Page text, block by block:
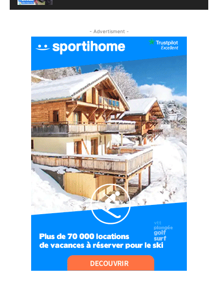
#EP6 VLOG : SKI & RANDONNÉE DANS LES
ALPES
#EP7 VLOG : DE LA RAQUETTE EN PLEIN MILIEU
DU BEAUFORTAIN
04:09
#Ep8 VLOG : DÉCOUVERTE DU VERCORS ET DU
BASSIN GRENOBLOIS !
09:04
#Ep9 VLOG : UN SPORTIHOME CHEZ
SPORTIHOME !
07:21
#Ep10 VLOG : UN SEJOUR SPORTIF PROCHE DE
PARIS !
07:37
#Ep11 VLOG : SÉJOUR AU BORD DE LA SAÔNE
ET AU LAC D’AIGUEBELETTE
05:55
#Ep12 VLOG : ANNECY, ENTRE LAC ET
06:26
UN SÉJOUR SPORT & NATURE
07:19
- Advertisment -